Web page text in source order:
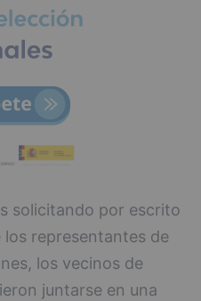
solicitando por escrito
representantes de
los vecinos de
juntarse en una